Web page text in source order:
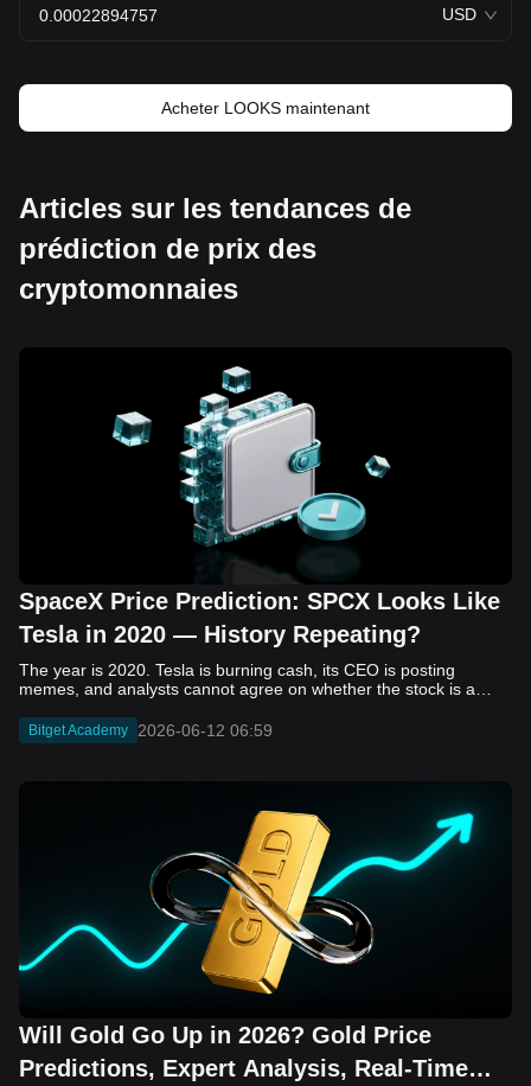
USD
Acheter LOOKS maintenant
Articles sur les tendances de
prédiction de prix des
cryptomonnaies
SpaceX Price Prediction: SPCX Looks Like
Tesla in 2020 — History Repeating?
The year is 2020. Tesla is burning cash, its CEO is posting memes, and analysts cannot agree on whether the stock is a generational opportunity or an elaborate joke. Now replace Tesla with SpaceX. Replace 2020 with 2026. The debate looks almost identical, and SPCX is set to hit the Nasdaq on June 12. The offering price is $135 per share. The implied valuation is $1.75 trillion. For anyone who watched Tesla run 700% that year, the pattern is hard to unsee. History does not repeat, but it rhymes often enough to pay attention. Before sizing into SPCX on day one, investors need to understand what actually drove Tesla's re-rating, whether SpaceX has the same ingredients, and where the comparison quietly falls apart. That is what this piece covers, with numbers. Five structural parallels that make SPCX feel like TSLA 2020. Five critical differences that could make trade painful. And the exact price levels and execution metrics will tell you whether this rocket clears the atmosphere or comes apart on ascent. Tesla in 2020 — The Flashback Every Investor Needs To understand the TSLA/SPCX parallel, you need to remember what Tesla actually looked like at the start of 2020. Not in hindsight. Through the eyes of a skeptic. Tesla, Inc. (TSLA) Price History Source: Yahoo Finance In January of that year, Tesla was trading at roughly $28 on a split-adjusted basis. The company had just barely posted its first full-year GAAP profit, capping nearly a decade of consecutive annual losses. Revenue was growing fast, but the valuation was already uncomfortable by any conventional measure. The price-to-earnings ratio peaked at 940x by Q4 2020, a number that triggered every value screen on the planet. The bear case was loud and well-reasoned. Tesla was a car company with car-company margins, going up against century-old manufacturers with far deeper pockets. The stock had already run hard. Every rational DCF model said it was overvalued. Then the narrative shifted. Not because of a single earnings beat or a product launch. The market collectively decided that Tesla was not a car company. It was a clean energy platform, a software business, a battery technology leader, and a self-driving AI play, all in one ticker. Once that frame took hold, traditional valuation metrics lost their grip as anchors. Retail investors piled in. Institutional funds that had stayed on the sidelines were forced to buy when Tesla was added to the SP 500 in December. The feedback loop closed hard and fast. By the end of 2020, the stock had risen 743% from its March lows, making it the largest company ever added to the index at the time of inclusion. The lesson is not that Tesla was cheap. It was not. The lesson is that Tesla's 2020 rally had almost nothing to do with fundamentals catching up to price. It was the market repricing the total addressable market and the probability of dominance. That distinction is the entire reason the SPCX conversation is worth having. The Parallel — Why SPCX Feels Like TSLA 2020 The similarities between SpaceX today and Tesla in 2020 are not superficial. They span five structural dimensions that matter to how markets re-rate a stock. The visionary founder effect: Tesla in 2020 was inseparable from Elon Musk. His vision, execution record, and ability to shape investor narratives were central to the thesis. SpaceX in 2026 is similar. Investors are not just buying a launch company; they are buying a vision of a multi-planetary future and a global communications network powered by Starlink. That founder premium is powerful, but it also creates key-person risk. Unprofitable on paper, but the underlying business is real: SpaceX’s headline GAAP losses may appear concerning, but adjusted EBITDA and Starlink’s profitability suggest the core business is already generating substantial economic value. Tesla investors who looked beyond reported losses before 2020 were ultimately rewarded. The question is whether SpaceX merits the same long-term patience. Dominant in a market that is just getting started: Tesla led the EV market just as adoption began accelerating. SpaceX occupies a similar position in the emerging space economy. Starlink has already achieved global scale, while Starship could dramatically lower launch costs if commercial operations mature, potentially reshaping the economics of the entire industry. A valuation that does not make sense on traditional metrics, and may not need to: SpaceX’s valuation appears extreme by conventional measures, much like Tesla’s did in 2020. Traditional valuation frameworks are not necessarily wrong, but when a company is creating a new category, they may fail to capture the scale of future opportunities. Retail conviction meets institutional hesitation: Tesla’s 2020 rally was fueled by strong retail demand and skepticism from many institutional investors. SpaceX could follow a similar path, with intense retail enthusiasm, cautious institutions, and potential future index inclusion creating demand that extends beyond near-term fundamentals. The Bull Case — If History Repeats If the Tesla 2020 parallel holds, what does the upside actually look like in numbers? Starlink's ceiling is much higher than $11.4 billion: Starlink still reaches only a fraction of its addressable market. With Starship enabling faster and cheaper satellite deployment, analysts project Starlink revenue could reach $30 to $50 billion annually by 2030. At a 40% operating margin, that implies $12 to $20 billion in operating profit from Starlink alone. Starship changes the economics of everything: If commercial Starship operations begin in the second half of 2026, the impact goes beyond lower launch costs. It could unlock new markets, accelerate satellite deployment, and reshape the economics of the entire launch industry. Even partial success would imply a much larger company than what traditional valuation models capture today. A Mars mission timeline becomes the narrative re-rating catalyst: Tesla’s re-rating happened when EV adoption moved from fringe to mainstream consensus. For SpaceX, the equivalent moment could come when a credible human Mars transit shifts from vision to scheduled mission. That would be less a financial event than a narrative event, and narrative events are what drive extreme re-ratings. The price target scenarios, modeled on Starlink growth and Starship commercialization, look like this: Scenario Implied Price by 2030 Basis Base Case $200 to $250 Starlink at $25B revenue, 35x EV/Revenue Bull Case $300 to $400 Starlink at $40B plus Starship commercial ops at scale Extreme Bull $500+ Full narrative re-rating plus index inclusion demand shock One more number worth sitting with: if SPCX mirrors Tesla’s exact 2020 to 2021 trajectory, a 700% move from the IPO price implies roughly $1,080 per share and a market cap above $14 trillion. That is not a price target. It is a thought experiment about maximum narrative compression when the market decides a company is no longer just a company, but a civilizational bet. The Bear Case — Where the Analogy Breaks Down The Tesla parallel is compelling, but incomplete. There are five places where the comparison breaks down, and ignoring them is how investors get hurt. SpaceX's biggest customer is the government: Tesla in 2020 was a consumer business with diversified demand from individual buyers. SpaceX is different. A meaningful share of revenue comes from NASA, the Department of Defense, and other government agencies. That makes SpaceX partly a defense and aerospace contractor, with budget, policy, and political risks Tesla never faced. You are buying the economics without the control: Public investors may participate in the upside, but Class A shares carry little meaningful voting power. Elon Musk retains strategic control. That may support the founder premium, but it also means shareholders have limited recourse if priorities shift, attention drifts, or decisions favor long-term missions over near-term profitability. Regulatory risk is structural, not episodic: Tesla faced regulatory scrutiny, but SpaceX depends on approvals for launches, environmental reviews, and commercial space operations. A major launch failure, extended FAA hold, or policy shift could delay Starship, slow Starlink deployment, and damage the growth narrative at the wrong time. The valuation math is genuinely difficult to defend: At a $1.75 trillion valuation, SpaceX is priced as if several major outcomes have already gone right: scaled Starship operations, massive Starlink growth, and a Mars-driven narrative premium. Reasonable base-case valuations sit far below the IPO price, meaning investors are effectively paying for the bull case upfront. The 2022 lesson exists and should not be dismissed: Tesla’s 2020 surge was followed by a brutal 2022 drawdown. The same retail conviction and founder premium that powered the rally became liabilities when sentiment turned. If SPCX follows the Tesla path, investors must account for both the euphoric upside and the volatility that may follow. The Tokenized Futures Signal — What Pre-Market Activity Is Telling Us Before SPCX officially trades on Nasdaq, there is already a market pricing it: the on-chain tokenized futures market on Bitget. Tokenized futures offer a live sentiment read: SPCXUSDT perpetual contracts have created real-time price discovery before the IPO. This matters because the participant base is retail-heavy, global, and conviction-driven, making it a useful signal traditional IPO indicators may miss. Positive funding suggests long-side enthusiasm: If funding rates remain persistently positive, traders are paying a premium to stay long. That points to strong retail conviction and limited short-side p
Bitget Academy 2026-06-12 06:59
Will Gold Go Up in 2026? Gold Price
Predictions, Expert Analysis, Real-Time